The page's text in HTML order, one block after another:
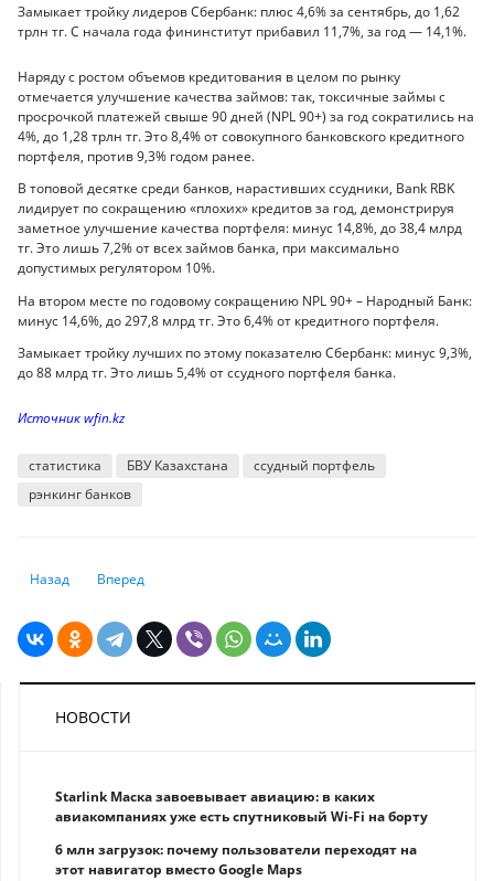
Замыкает тройку лидеров Сбербанк: плюс 4,6% за сентябрь, до 1,62
трлн тг. С начала года фининститут прибавил 11,7%, за год — 14,1%.
Наряду с ростом объемов кредитования в целом по рынку
отмечается улучшение качества займов: так, токсичные займы с
просрочкой платежей свыше 90 дней (NPL 90+) за год сократились на
4%, до 1,28 трлн тг. Это 8,4% от совокупного банковского кредитного
портфеля, против 9,3% годом ранее.
В топовой десятке среди банков, нарастивших ссудники, Bank RBK
лидирует по сокращению «плохих» кредитов за год, демонстрируя
заметное улучшение качества портфеля: минус 14,8%, до 38,4 млрд
тг. Это лишь 7,2% от всех займов банка, при максимально
допустимых регулятором 10%.
На втором месте по годовому сокращению NPL 90+ – Народный Банк:
минус 14,6%, до 297,8 млрд тг. Это 6,4% от кредитного портфеля.
Замыкает тройку лучших по этому показателю Сбербанк: минус 9,3%,
до 88 млрд тг. Это лишь 5,4% от ссудного портфеля банка.
Источник wfin.kz
статистика БВУ Казахстана
ссудный портфель
рэнкинг банков
Предыдущий: Экспорт Казахстанского алюминия
Назад Следующий: С начала года объём капитальных вложений в
Вперед
НОВОСТИ
Starlink Маска завоевывает авиацию: в каких
авиакомпаниях уже есть спутниковый Wi-Fi на борту
6 млн загрузок: почему пользователи переходят на
этот навигатор вместо Google Maps